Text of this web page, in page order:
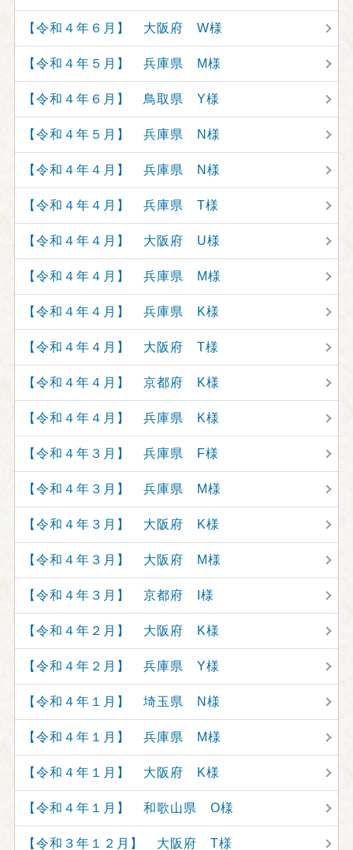
【令和４年６月】 大阪府 W様
【令和４年５月】 兵庫県 M様
【令和４年６月】 鳥取県 Y様
【令和４年５月】 兵庫県 N様
【令和４年４月】 兵庫県 N様
【令和４年４月】 兵庫県 T様
【令和４年４月】 大阪府 U様
【令和４年４月】 兵庫県 M様
【令和４年４月】 兵庫県 K様
【令和４年４月】 大阪府 T様
【令和４年４月】 京都府 K様
【令和４年４月】 兵庫県 K様
【令和４年３月】 兵庫県 F様
【令和４年３月】 兵庫県 M様
【令和４年３月】 大阪府 K様
【令和４年３月】 大阪府 M様
【令和４年３月】 京都府 I様
【令和４年２月】 大阪府 K様
【令和４年２月】 兵庫県 Y様
【令和４年１月】 埼玉県 N様
【令和４年１月】 兵庫県 M様
【令和４年１月】 大阪府 K様
【令和４年１月】 和歌山県 O様
【令和３年１２月】 大阪府 T様